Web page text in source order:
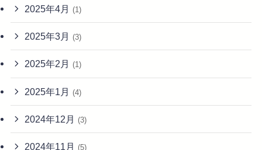
2025年4月 (1)
2025年3月 (3)
2025年2月 (1)
2025年1月 (4)
2024年12月 (3)
2024年11月 (5)